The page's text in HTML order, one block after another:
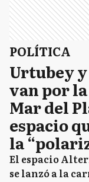
POLÍTICA
Urtubey
van por
Mar del
espacio
la
El espacio
se lanzó a la